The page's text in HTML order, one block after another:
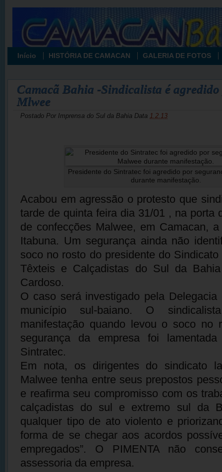
Início HISTÓRIA DE CAMACAN GALERIA DE FOTOS
Camacã Bahia -Sindicalista é
Mlwee
Postado Por Imprensa do Sul da Bahia Data 1.2.13
Presidente do Sintratec foi agredido por
durante manifestação.
Acabou em agressão o protesto que
tarde de quinta feira dia 31/01 , na porta
de confecções Malwee, em Camacan,
Itabuna. Um segurança ainda não
soco no rosto do presidente do
Têxteis e Calçadistas do Sul da
Cardoso.
O caso será investigado pela
município sul-baiano. O
manifestação quando levou o soco no
segurança da empresa foi
Sintratec.
Em nota, os dirigentes do sindicato
Malwee tenha entre seus prepostos
e reafirma seu compromisso com os
calçadistas do sul e extremo sul da
qualquer tipo de ato violento e
forma de se chegar aos acordos
empregados”. O PIMENTA não
assessoria da empresa.